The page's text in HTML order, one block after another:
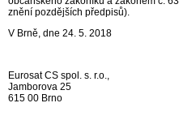
znění pozdějších předpisů).
V Brně, dne 24. 5. 2018
Eurosat CS spol. s. r.o.,
Jamborova 25
615 00 Brno